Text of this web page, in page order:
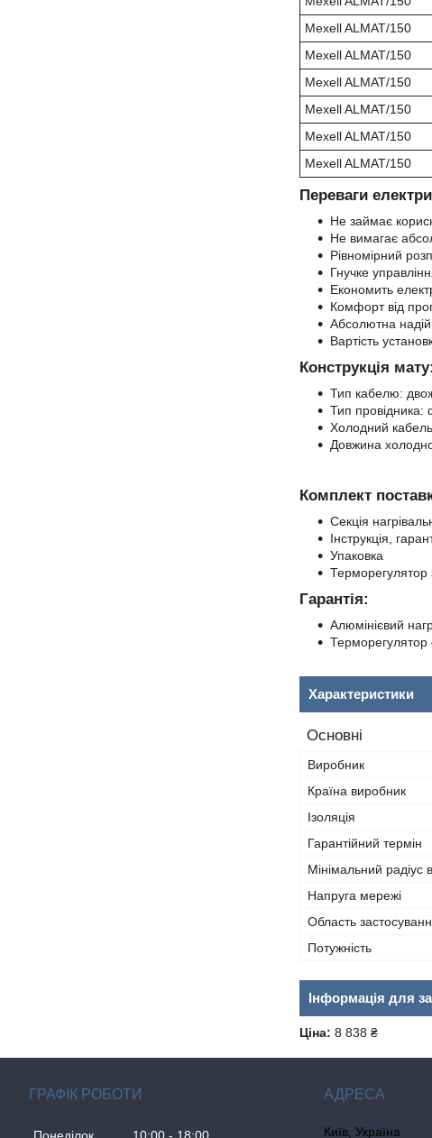
Mexell ALMAT/150
Mexell ALMAT/150
Mexell ALMAT/150
Mexell ALMAT/150
Mexell ALMAT/150
Mexell ALMAT/150
Переваги
Не займає
Не вимагає
Рівномірний
Гнучке
Економить
Комфорт від
Абсолютна
Вартість
Конструкція мату:
Тип кабелю:
Тип провідника:
Холодний
Довжина
Комплект
Секція
Інструкція,
Упаковка
Терморегулятор
Гарантія:
Алюмінієвий
Терморегулятор
Характеристики
Основні
Виробник
Країна виробник
Ізоляція
Гарантійний термін
Мінімальний радіус
Напруга мережі
Область
Потужність
Інформація для
Ціна: 8 838 ₴
ГРАФІК РОБОТИ
Київ, Україна